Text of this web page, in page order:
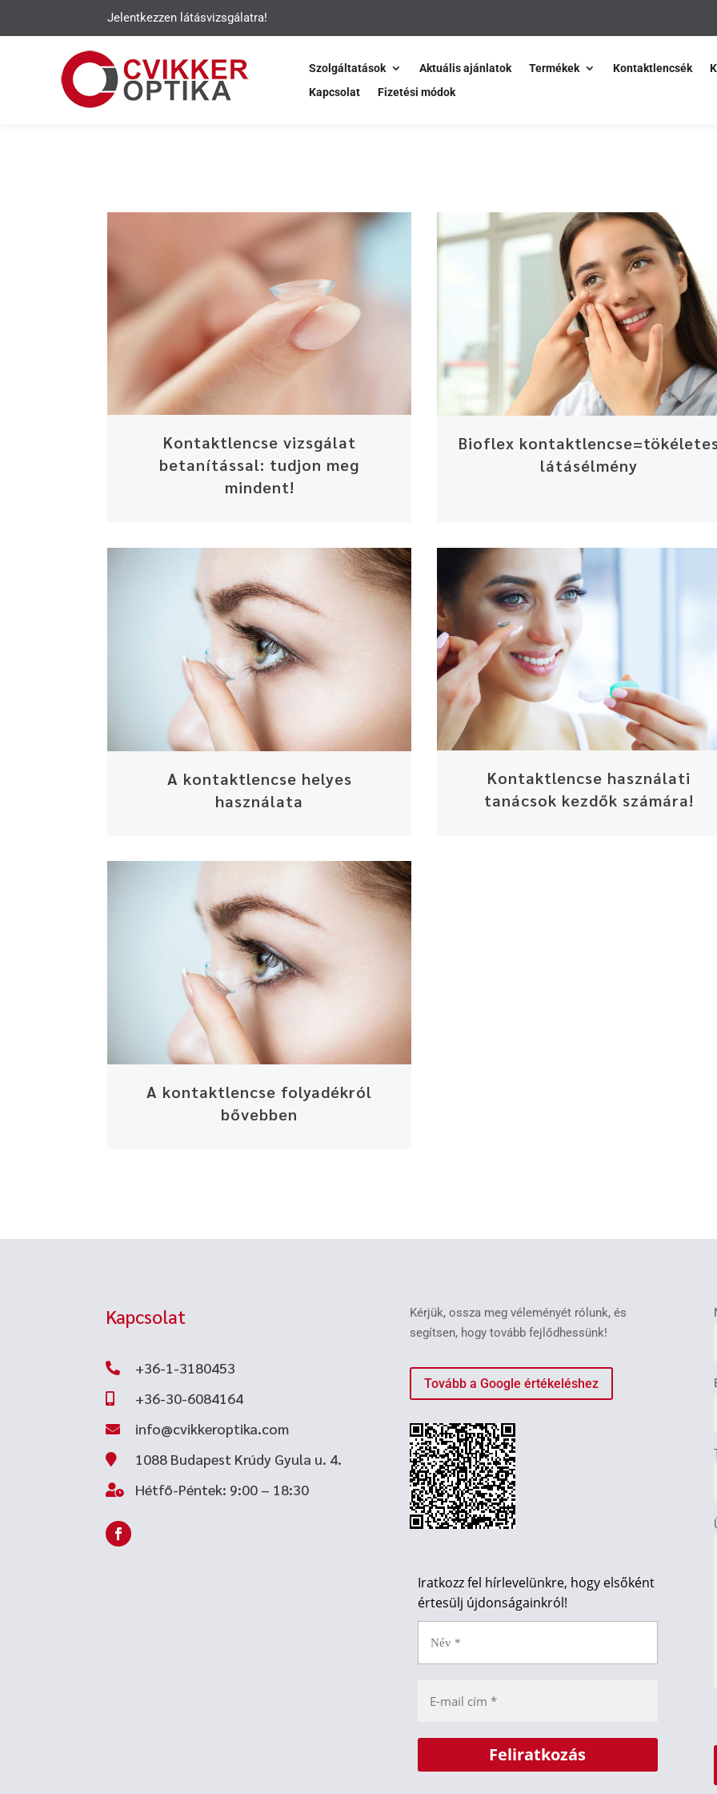
Jelentkezzen látásvizsgálatra!
Szolgáltatások Aktuális ajánlatok Termékek Kontaktlencsék
Kapcsolat
Fizetési módok
Kontaktlencse vizsgálat
betanítással: tudjon meg
mindent!
Bioflex
látásélmény
A kontaktlencse helyes
használata
Kontaktlencse használati
tanácsok kezdők számára!
A kontaktlencse folyadékról
bővebben
Kapcsolat
 +36-1-3180453
 +36-30-6084164
 info@cvikkeroptika.com
 1088 Budapest Krúdy Gyula u. 4.
 Hétfő-Péntek: 9:00 – 18:30
Kérjük, ossza meg véleményét rólunk, és
segítsen, hogy tovább fejlődhessünk!
Tovább a Google értékeléshez
Iratkozz fel hírlevelünkre, hogy elsőként
értesülj újdonságainkról!